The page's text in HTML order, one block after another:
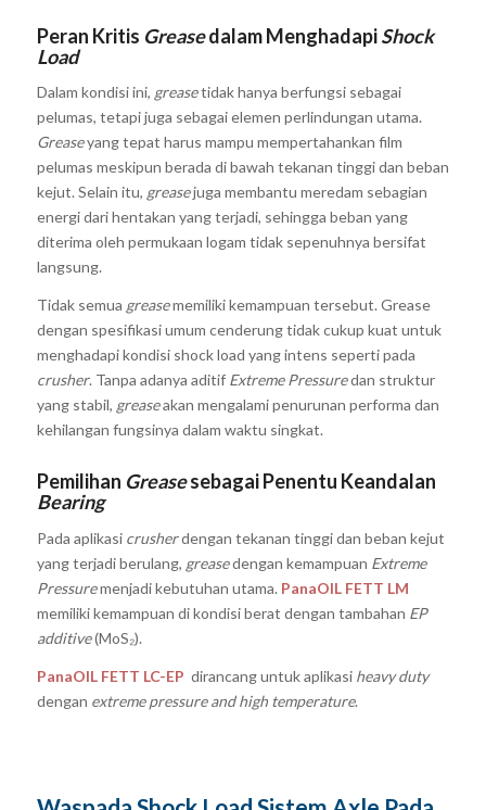
Peran Kritis Greasedalam MenghadapiShock
Load
Dalam kondisi ini, greasetidak hanya berfungsi sebagai
pelumas, tetapi juga sebagai elemen perlindungan utama.
Greaseyang tepat harus mampu mempertahankan film
pelumas meskipun berada di bawah tekanan tinggi dan beban
kejut. Selain itu, greasejuga membantu meredam sebagian
energi dari hentakan yang terjadi, sehingga beban yang
diterima oleh permukaan logam tidak sepenuhnya bersifat
langsung.
Tidak semua greasememiliki kemampuan tersebut. Grease
dengan spesifikasi umum cenderung tidak cukup kuat untuk
menghadapi kondisi shock load yang intens seperti pada
crusher. Tanpa adanya aditif Extreme Pressuredan struktur
yang stabil, greaseakan mengalami penurunan performa dan
kehilangan fungsinya dalam waktu singkat.
Pemilihan Greasesebagai Penentu Keandalan
Bearing
Pada aplikasi crusherdengan tekanan tinggi dan beban kejut
yang terjadi berulang, greasedengan kemampuan Extreme
Pressuremenjadi kebutuhan utama. PanaOIL FETT LM
memiliki kemampuan di kondisi berat dengan tambahan EP
additive(MoS₂).
PanaOIL FETT LC-EP dirancang untuk aplikasi heavy duty
dengan extreme pressure and high temperature.